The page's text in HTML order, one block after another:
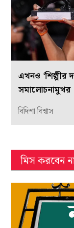
এখনও ‘শিল্পীর
সমালোচনামুখর
বিদিশা বিশ্বাস
মিস করবেন